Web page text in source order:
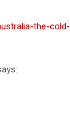
the-cold-